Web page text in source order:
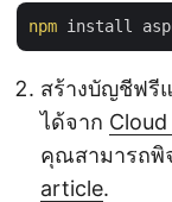
npm
สร้างบัญชีฟรี
ได้จาก
คุณสามารถพิ
article.